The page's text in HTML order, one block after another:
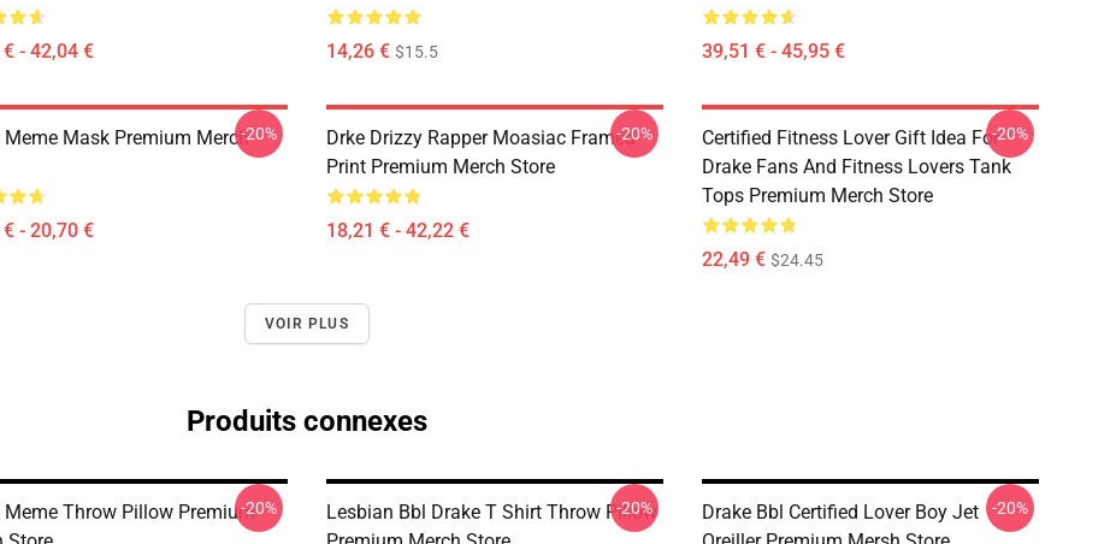
- 42,04 € 14,26 € $15.5 39,51 € - 45,95 €
Meme Mask Premium Merch
- 20,70 €
-20%
Drke Drizzy Rapper Moasiac Framed
Print Premium Merch Store
18,21 € - 42,22 €
-20%
Certified Fitness Lover Gift Idea For
Drake Fans And Fitness Lovers Tank
Tops Premium Merch Store
22,49 € $24.45
-20%
VOIR PLUS
Produits connexes
Meme Throw Pillow Premium-20%
Lesbian Bbl Drake T Shirt Throw Pillow
-20%
Drake Bbl Certified Lover Boy Jet
-20%